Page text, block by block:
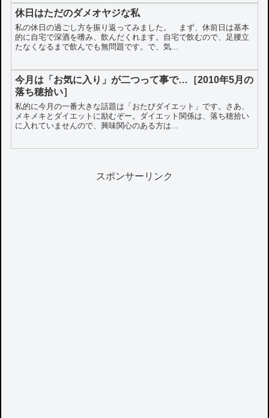
休日はただのダメオヤジな私
私の休日の過ごし方を振り返ってみました。 まず、休前日は基本
的に自宅で深酒を嗜み、飲んだくれます。自宅で飲むので、足腰立
たなくなるまで飲んでも無問題です。で、気...
今月は「お気に入り」が二つって事で…［2010年5月の
落ち穂拾い］
私的に今月の一番大きな話題は「おたびダイエット」です。さあ、
メキメキとダイエットに励むぞー。ダイエット関係は、落ち穂拾い
に入れていませんので、興味関心のある方は...
スポンサーリンク